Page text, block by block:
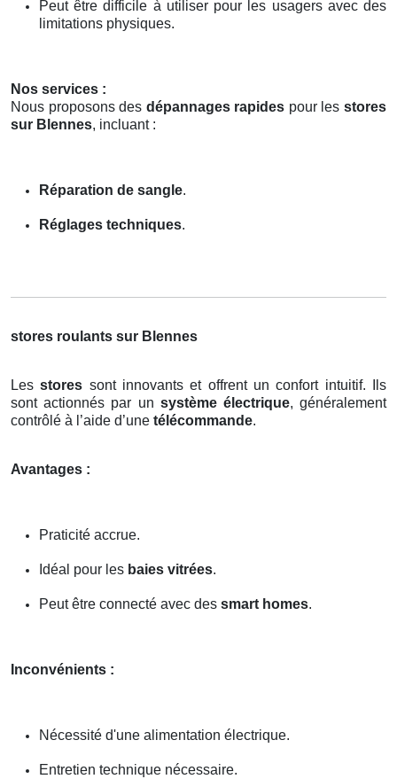
Peut être difficile à utiliser pour les usagers avec des
limitations physiques.
Nos services :
Nous proposons des dépannages rapides pour lesstores
sur Blennes, incluant :
Réparation de sangle.
Réglages techniques.
stores roulants sur Blennes
Lesstores sont innovants et offrent un confort intuitif. Ils
sont actionnés par un système électrique, généralement
contrôlé à l’aide d’une télécommande.
Avantages :
Praticité accrue.
Idéal pour les baies vitrées.
Peut être connecté avec des smart homes.
Inconvénients :
Nécessité d'une alimentation électrique.
Entretien technique nécessaire.